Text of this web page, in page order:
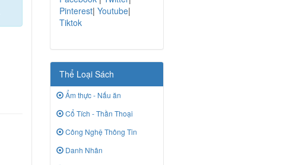
Pinterest| Youtube|
Tiktok
Thể Loại Sách
Ẩm thực - Nấu ăn
Cổ Tích - Thần Thoại
Công Nghệ Thông Tin
Danh Nhân